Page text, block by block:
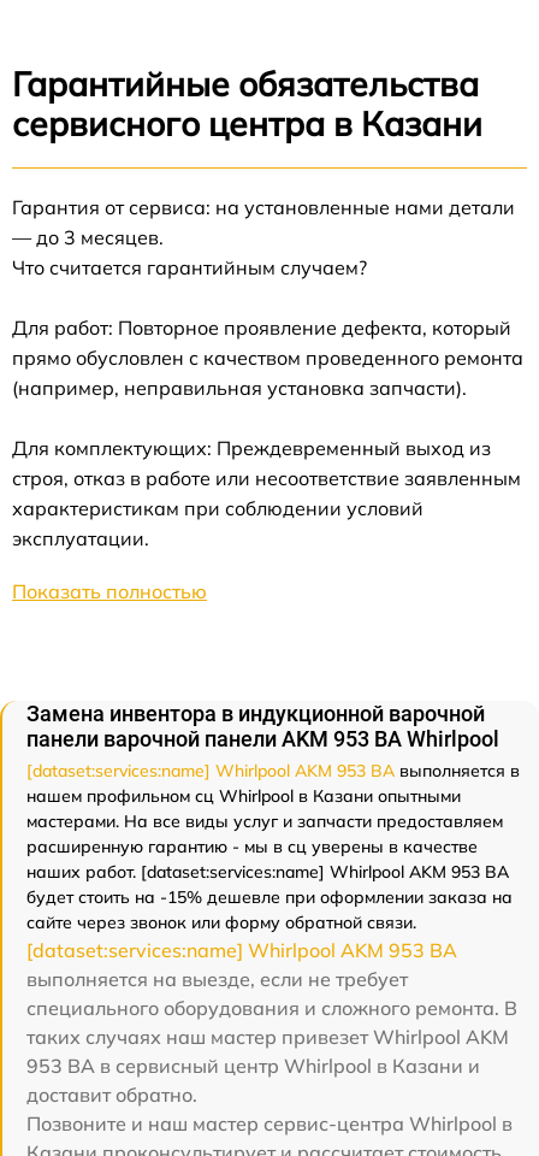
Гарантийные обязательства
сервисного центра в Казани
Гарантия от сервиса: на установленные нами детали
— до 3 месяцев.
Что считается гарантийным случаем?
Для работ: Повторное проявление дефекта, который
прямо обусловлен с качеством проведенного ремонта
(например, неправильная установка запчасти).
Для комплектующих: Преждевременный выход из
строя, отказ в работе или несоответствие заявленным
характеристикам при соблюдении условий
эксплуатации.
Показать полностью
Замена инвентора в индукционной варочной
панели варочной панели AKM 953 BA Whirlpool
[dataset:services:name] Whirlpool AKM 953 BA выполняется в
нашем профильном сц Whirlpool в Казани опытными
мастерами. На все виды услуг и запчасти предоставляем
расширенную гарантию - мы в сц уверены в качестве
наших работ. [dataset:services:name] Whirlpool AKM 953 BA
будет стоить на -15% дешевле при оформлении заказа на
сайте через звонок или форму обратной связи.
[dataset:services:name] Whirlpool AKM 953 BA
выполняется на выезде, если не требует
специального оборудования и сложного ремонта. В
таких случаях наш мастер привезет Whirlpool AKM
953 BA в сервисный центр Whirlpool в Казани и
доставит обратно.
Позвоните и наш мастер сервис-центра Whirlpool в